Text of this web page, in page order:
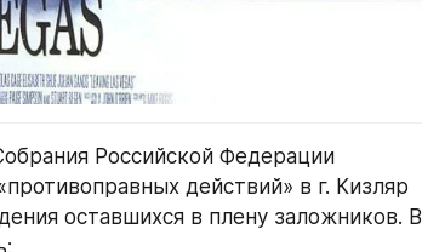
Российской Федерации
действий» в г. Кизляр
оставшихся в плену заложников. В